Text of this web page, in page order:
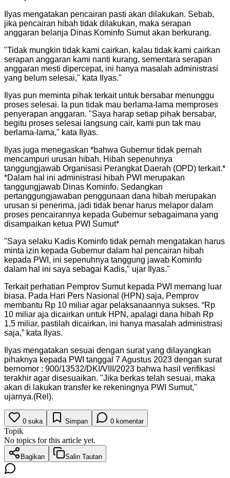
Ilyas mengatakan pencairan pasti akan dilakukan. Sebab,
jika pencairan hibah tidak dilakukan, maka serapan
anggaran belanja Dinas Kominfo Sumut akan berkurang.
"Tidak mungkin tidak kami cairkan, kalau tidak kami cairkan
serapan anggaran kami nanti kurang, sementara serapan
anggaran mesti dipercepat, ini hanya masalah administrasi
yang belum selesai," kata Ilyas."
Ilyas pun meminta pihak terkait untuk bersabar menunggu
proses selesai. Ia pun tidak mau berlama-lama memproses
penyerapan anggaran. "Saya harap setiap pihak bersabar,
begitu proses selesai langsung cair, kami pun tak mau
berlama-lama," kata Ilyas.
Ilyas juga menegaskan *bahwa Gubernur tidak pernah
mencampuri urusan hibah. Hibah sepenuhnya
tanggungjawab Organisasi Perangkat Daerah (OPD) terkait.*
*Dalam hal ini administrasi hibah PWI merupakan
tanggungjawab Dinas Kominfo. Sedangkan
pertanggungjawaban penggunaan dana hibah merupakan
urusan si penerima, jadi tidak benar harus melapor dalam
proses pencairannya kepada Gubernur sebagaimana yang
disampaikan ketua PWI Sumut*
"Saya selaku Kadis Kominfo tidak pernah mengatakan harus
minta izin kepada Gubernur dalam hal pencairan hibah
kepada PWI, ini sepenuhnya tanggung jawab Kominfo
dalam hal ini saya sebagai Kadis," ujar Ilyas."
Terkait perhatian Pemprov Sumut kepada PWI memang luar
biasa. Pada Hari Pers Nasional (HPN) saja, Pemprov
membantu Rp 10 miliar agar pelaksanaannya sukses. “Rp
10 miliar aja dicairkan untuk HPN, apalagi dana hibah Rp
1,5 miliar, pastilah dicairkan, ini hanya masalah administrasi
saja,” kata Ilyas.
Ilyas mengatakan sesuai dengan surat yang dilayangkan
pihaknya kepada PWI tanggal 7 Agustus 2023 dengan surat
bernomor : 900/13532/DKI/VIII/2023 bahwa hasil verifikasi
terakhir agar disesuaikan. "Jika berkas telah sesuai, maka
akan di lakukan transfer ke rekeningnya PWI Sumut,"
ujarnya.(Rel).
0 suka Simpan 0 komentar
Topik
No topics for this article yet.
Bagikan Salin Tautan